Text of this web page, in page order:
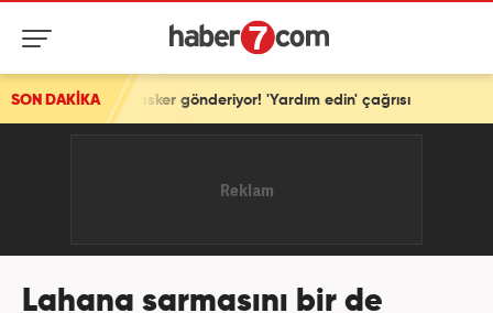
SON DAKİKA
gönderiyor! 'Yardım edin' çağrısı
Lahana sarmasını bir de